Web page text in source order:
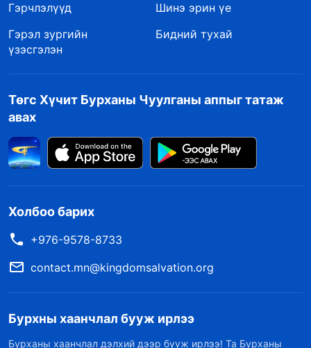
Гэрчлэлүүд
Шинэ эрин үе
Гэрэл зургийн
үзэсгэлэн
Бидний тухай
Төгс Хүчит Бурханы Чуулганы аппыг татаж
авах
Холбоо барих
+976-9578-8733
contact.mn@kingdomsalvation.org
Бурхны хаанчлал бууж ирлээ
Бурханы хаанчлал дэлхий дээр бууж ирлээ! Та Бурханы